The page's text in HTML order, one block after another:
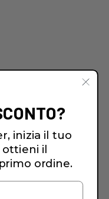
inizia il tuo
ottieni il
ordine.